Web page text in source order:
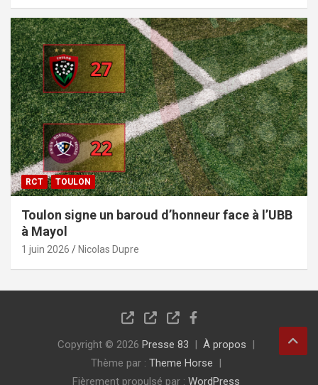
RCT TOULON
Toulon signe un baroud d’honneur face à l’UBB
à Mayol
1 juin 2026 Nicolas Dupre
Copyright © 2026 Presse 83
À propos
Thème par : Theme Horse
Fièrement propulsé par : WordPress